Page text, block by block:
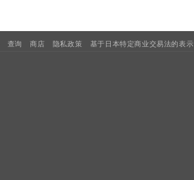
查询 商店 隐私政策 基于日本特定商业交易法的表示